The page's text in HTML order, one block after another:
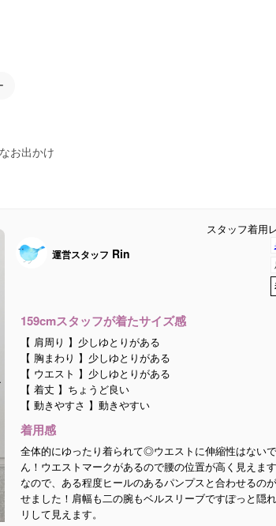
お出かけ
スタッフ着用
運営スタッフ Rin
159cmスタッフが着たサイズ感
【 肩周り 】少しゆとりがある
【 胸まわり 】少しゆとりがある
【 ウエスト 】少しゆとりがある
【 着丈 】ちょうど良い
【 動きやすさ 】動きやすい
着用感
全体的にゆったり着られて◎ウエストに伸縮性はない
ん！ウエストマークがあるので腰の位置が高く見えま
なので、ある程度ヒールのあるパンプスと合わせるの
せました！肩幅も二の腕もベルスリーブですぽっと隠
リして見えます。